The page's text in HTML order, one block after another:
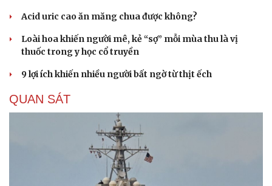
Cải chính
Acid uric cao ăn măng chua được không?
Loài hoa khiến người mê, kẻ “sợ” mỗi mùa thu là vị
thuốc trong y học cổ truyền
9 lợi ích khiến nhiều người bất ngờ từ thịt ếch
QUAN SÁT